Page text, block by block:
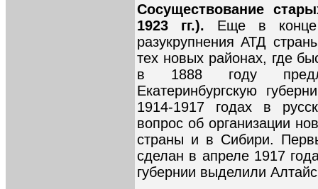
Сосуществование
1923 гг.). Еще в конце
разукрупнения АТД
тех новых районах, где
в 1888 году
Екатеринбургскую
1914-1917 годах в
вопрос об организации
страны и в Сибири.
сделан в апреле 1917
губернии выделили